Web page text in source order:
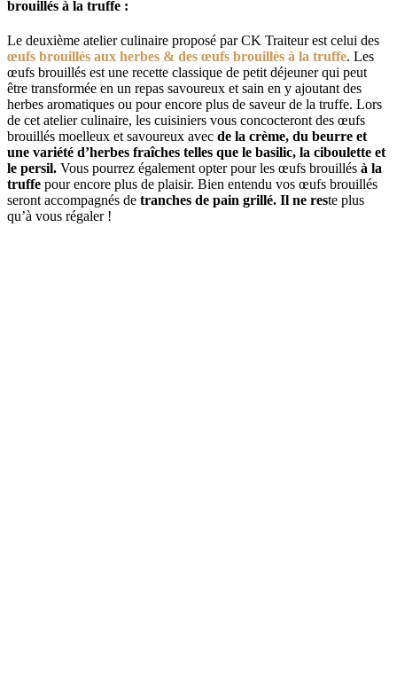
brouillés à la truffe :
Le deuxième atelier culinaire proposé par CK Traiteur est celui des
œufs brouillés aux herbes & des œufs brouillés à la truffe. Les
œufs brouillés est une recette classique de petit déjeuner qui peut
être transformée en un repas savoureux et sain en y ajoutant des
herbes aromatiques ou pour encore plus de saveur de la truffe. Lors
de cet atelier culinaire, les cuisiniers vous concocteront des œufs
brouillés moelleux et savoureux avec de la crème, du beurre et
une variété d’herbes fraîches telles que le basilic, la ciboulette et
le persil. Vous pourrez également opter pour les œufs brouillés à la
truffe pour encore plus de plaisir. Bien entendu vos œufs brouillés
seront accompagnés de tranches de pain grillé. Il ne reste plus
qu’à vous régaler !